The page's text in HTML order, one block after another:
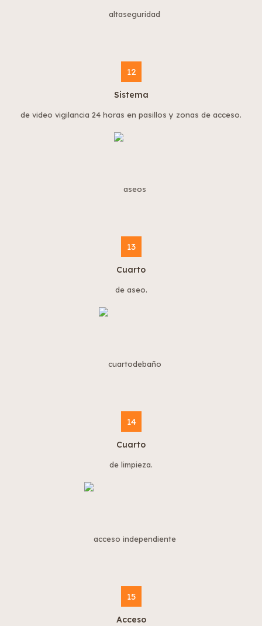
12
Sistema
de video vigilancia 24 horas en pasillos y zonas de acceso.
13
Cuarto
de aseo.
14
Cuarto
de limpieza.
15
Acceso